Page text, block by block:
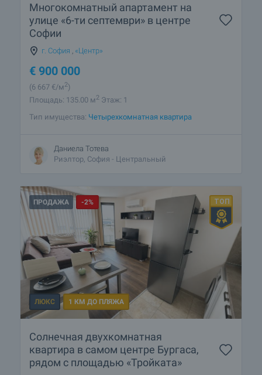
Многокомнатный апартамент на
улице «6-ти септември» в центре
Софии
г. София «Центр»
€ 900 000
(6 667 €/м2)
Площадь: 135.00 м2 Этаж: 1
Тип имущества: Четырехкомнатная квартира
Даниела Тотева
Риэлтор, София - Центральный
ПРОДАЖА -2%
ЛЮКС 1 КМ ДО ПЛЯЖА
Солнечная двухкомнатная
квартира в самом центре Бургаса,
рядом с площадью «Тройката»